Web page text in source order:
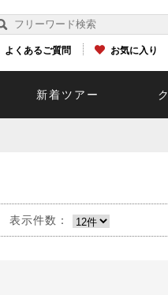
よくあるご質問 お気に入り
新着ツアー
表示件数：